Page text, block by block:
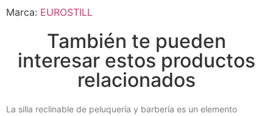
Marca: EUROSTILL
También te pueden
interesar estos productos
relacionados
La silla reclinable de peluquería y barbería es un elemento